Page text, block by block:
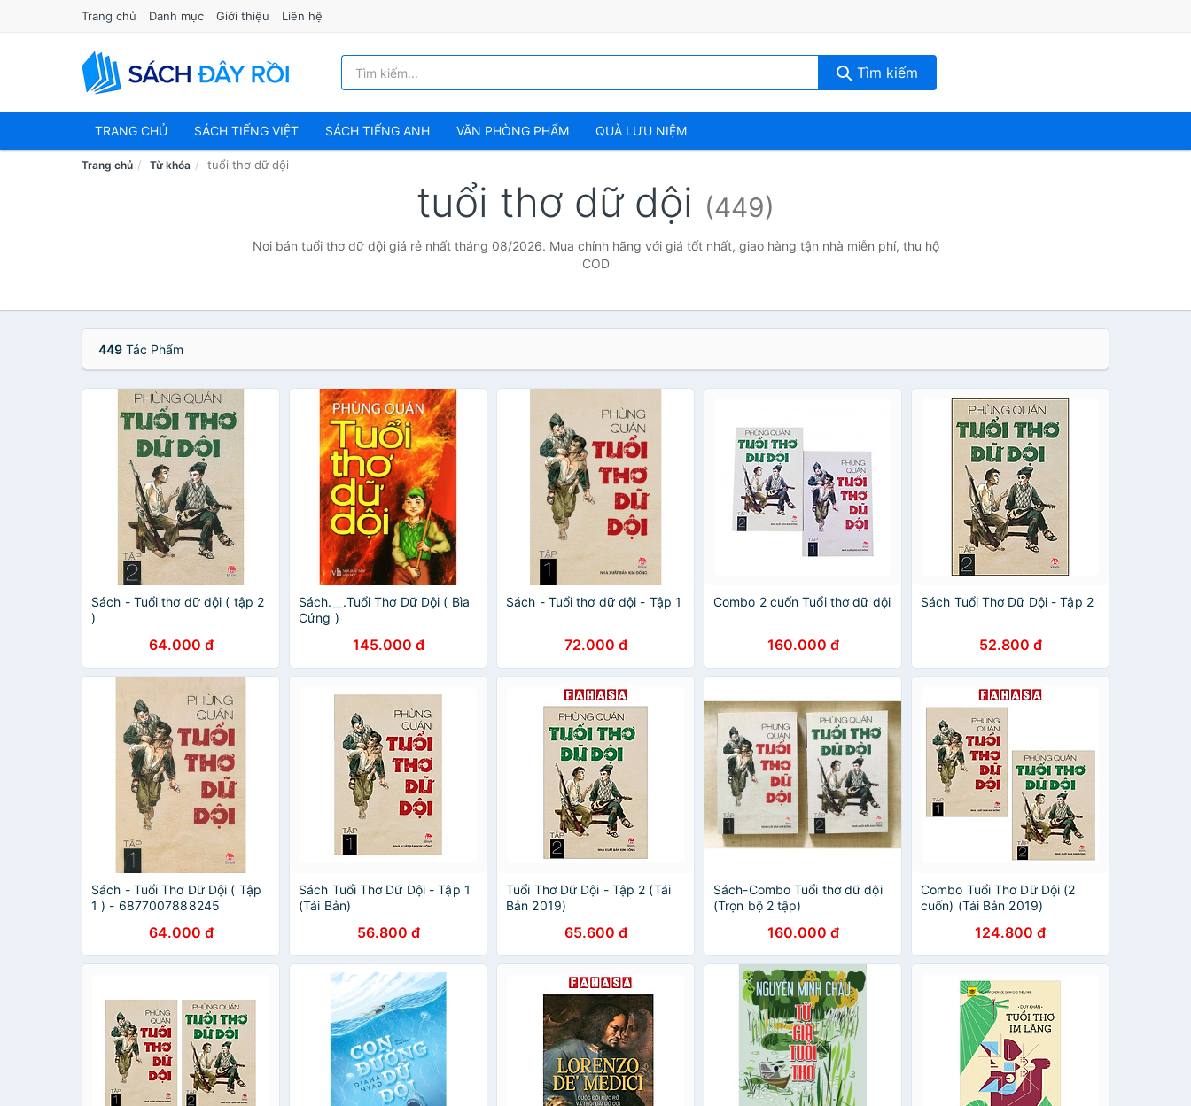
Trang chủ Danh mục Giới thiệu Liên hệ
Tìm kiếm
TRANG CHỦ SÁCH TIẾNG VIỆT SÁCH TIẾNG ANH VĂN PHÒNG PHẨM QUÀ LƯU NIỆM
Trang chủ Từ khóa tuổi thơ dữ dội
tuổi thơ dữ dội (449)
Nơi bán tuổi thơ dữ dội giá rẻ nhất tháng 08/2026. Mua chính hãng với giá tốt nhất, giao hàng tận nhà miễn phí, thu hộ
COD
449 Tác Phẩm
Sách - Tuổi thơ dữ dội ( tập 2
)
64.000 đ
Sách.__.Tuổi Thơ Dữ Dội ( Bìa
Cứng )
145.000 đ
Sách - Tuổi thơ dữ dội - Tập 1
72.000 đ
Combo 2 cuốn Tuổi thơ dữ dội
160.000 đ
Sách Tuổi Thơ Dữ Dội - Tập 2
52.800 đ
Sách - Tuổi Thơ Dữ Dội ( Tập
1 ) - 6877007888245
64.000 đ
Sách Tuổi Thơ Dữ Dội - Tập 1
(Tái Bản)
56.800 đ
Tuổi Thơ Dữ Dội - Tập 2 (Tái
Bản 2019)
65.600 đ
Sách-Combo Tuổi thơ dữ dội
(Trọn bộ 2 tập)
160.000 đ
Combo Tuổi Thơ Dữ Dội (2
cuốn) (Tái Bản 2019)
124.800 đ